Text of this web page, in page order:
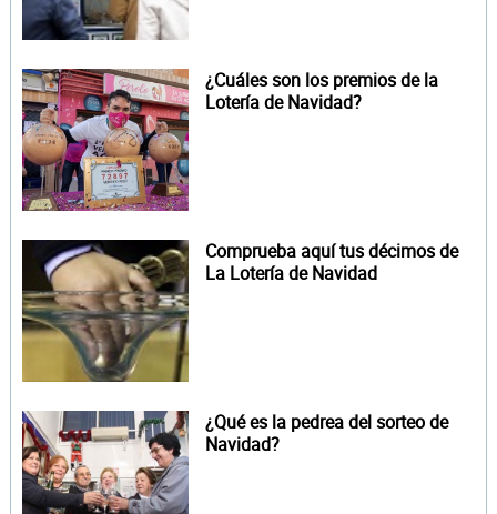
¿Cuáles son los premios de la
Lotería de Navidad?
Comprueba aquí tus décimos de
La Lotería de Navidad
¿Qué es la pedrea del sorteo de
Navidad?